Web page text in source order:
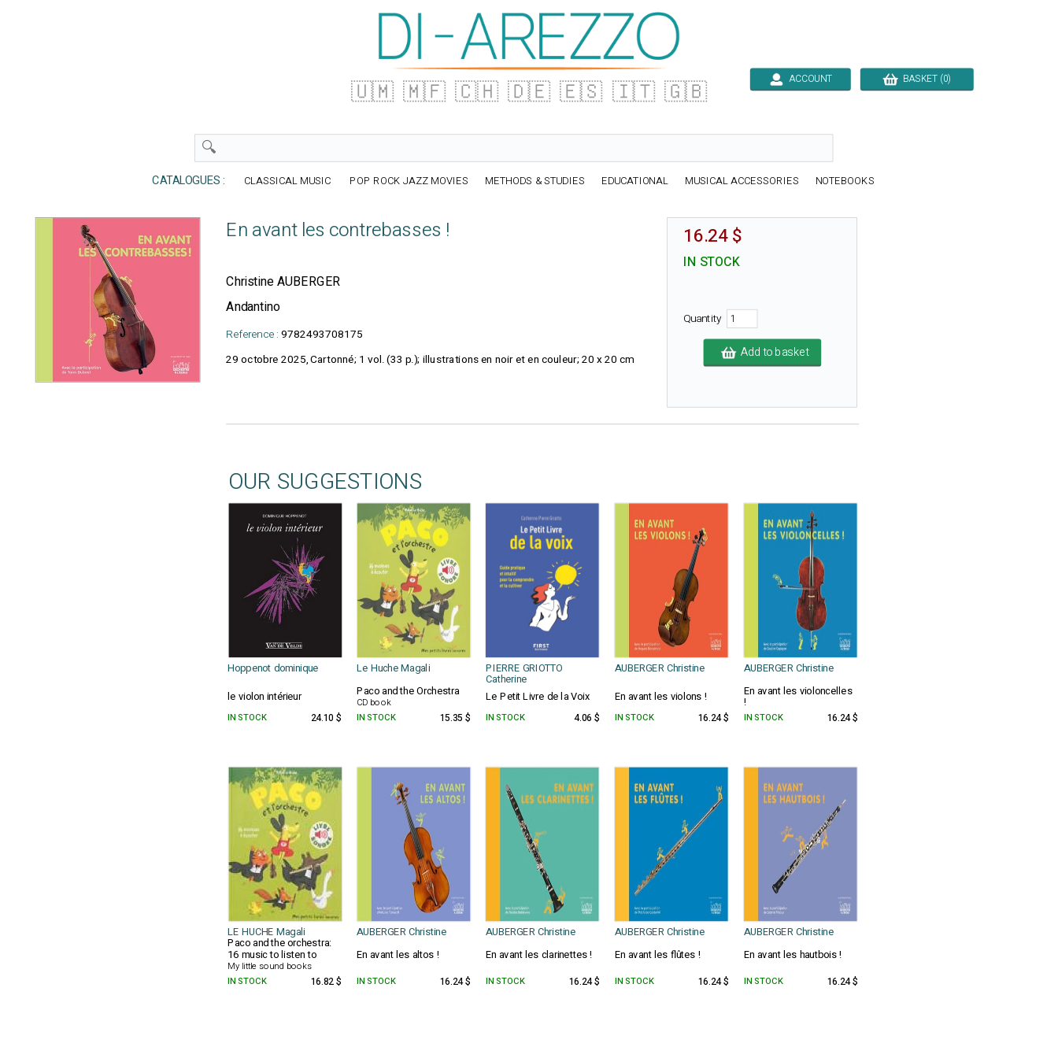
🇺🇲 🇲🇫 🇨🇭 🇩🇪 🇪🇸 🇮🇹 🇬🇧 ACCOUNT BASKET (0)
CATALOGUES : CLASSICAL MUSIC POP ROCK JAZZ MOVIES METHODS & STUDIES EDUCATIONAL MUSICAL ACCESSORIES NOTEBOOKS
En avant les contrebasses !
Christine AUBERGER
Andantino
Reference : 9782493708175
29 octobre 2025, Cartonné; 1 vol. (33 p.); illustrations en noir et en couleur; 20 x 20 cm
16.24 $
IN STOCK
Quantity
Add to basket
OUR SUGGESTIONS
Hoppenot dominique Le Huche Magali PIERRE GRIOTTO
Catherine
AUBERGER Christine
AUBERGER Christine
le violon intérieur
Paco and the Orchestra
CD book Le Petit Livre de la Voix En avant les violons ! En avant les violoncelles
!
IN STOCK 24.10 $ IN STOCK 15.35 $ IN STOCK 4.06 $ IN STOCK 16.24 $ IN STOCK 16.24 $
LE HUCHE Magali AUBERGER Christine AUBERGER Christine AUBERGER Christine AUBERGER Christine
Paco and the orchestra:
16 music to listen to
My little sound books
En avant les altos ! En avant les clarinettes ! En avant les flûtes ! En avant les hautbois !
IN STOCK 16.82 $ IN STOCK 16.24 $ IN STOCK 16.24 $ IN STOCK 16.24 $ IN STOCK 16.24 $